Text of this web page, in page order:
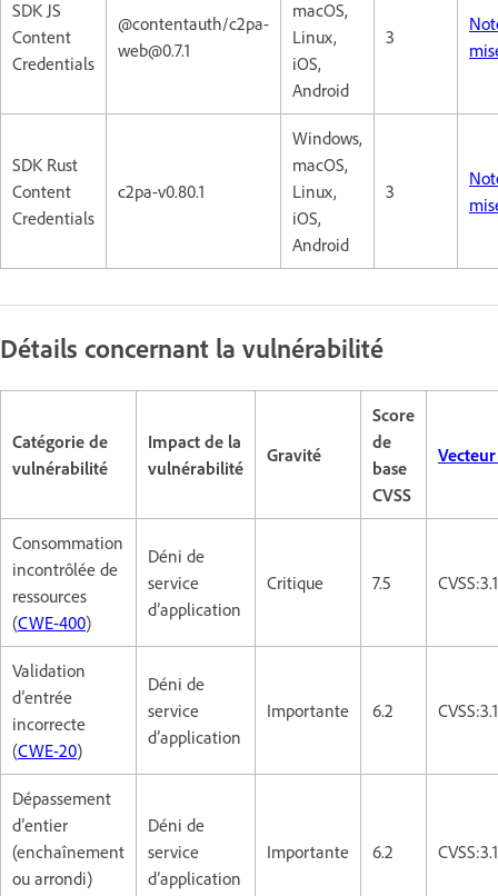
SDK JS
Content
Credentials
@contentauth/c2pa-
web@0.7.1
macOS,
Linux,
iOS,
Android
3
SDK Rust
Content
Credentials
c2pa-v0.80.1
Windows,
macOS,
Linux,
iOS,
Android
3
Détails concernant la vulnérabilité
Catégorie de
vulnérabilité
Impact de la
vulnérabilité
Gravité
Score
de
base
CVSS
Vecteur
Consommation
incontrôlée de
ressources
(CWE-400)
Déni de
service
d’application
Critique 7.5
Validation
d’entrée
incorrecte
(CWE-20)
Déni de
service
d’application
Importante 6.2
Dépassement
d’entier
(enchaînement
ou arrondi)
Déni de
service
d’application
Importante 6.2